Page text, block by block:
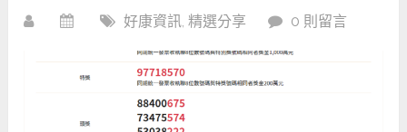
好康資訊,精選分享 0 則留言